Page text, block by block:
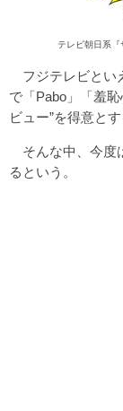
テレビ朝日系
フジテレビとい
で「Pabo」「羞
ビュー”を得意と
そんな中、今度
るという。